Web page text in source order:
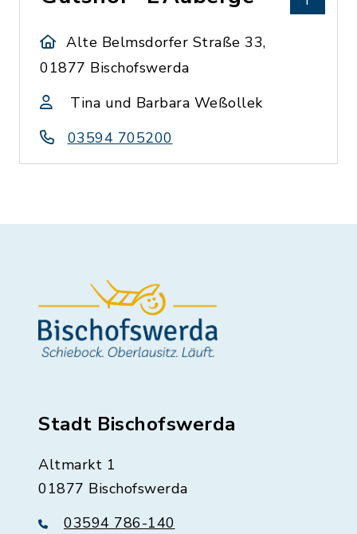
Alte Belmsdorfer Straße 33,
01877 Bischofswerda
Tina und Barbara Weßollek
03594 705200
Stadt Bischofswerda
Altmarkt 1
01877 Bischofswerda
03594 786-140